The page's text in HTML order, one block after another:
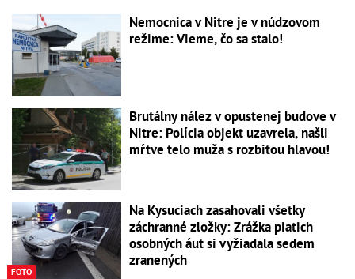
Nemocnica v Nitre je v núdzovom
režime: Vieme, čo sa stalo!
Brutálny nález v opustenej budove v
Nitre: Polícia objekt uzavrela, našli
mŕtve telo muža s rozbitou hlavou!
FOTO
Na Kysuciach zasahovali všetky
záchranné zložky: Zrážka piatich
osobných áut si vyžiadala sedem
zranených